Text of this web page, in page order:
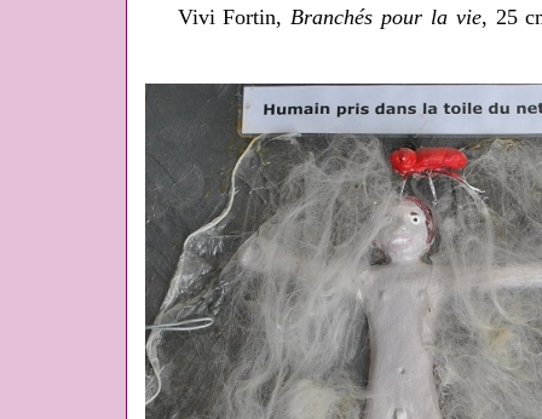
Vivi Fortin,Branchés pour la vie, 25